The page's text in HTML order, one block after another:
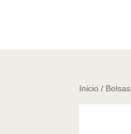
Inicio / Bolsas